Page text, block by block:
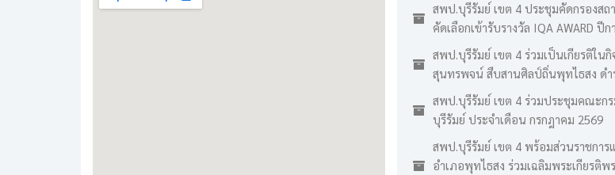
สพป.บุรีรัมย์ เขต 4 ประชุมคัดกรองสถ
คัดเลือกเข้ารับรางวัล IQA AWARD ปี
สพป.บุรีรัมย์ เขต 4 ร่วมเป็นเกียรติใน
สุนทรพจน์ สืบสานศิลป์ถิ่นพุทไธสง ดำ
สพป.บุรีรัมย์ เขต 4 ร่วมประชุมคณะกร
บุรีรัมย์ ประจำเดือน กรกฎาคม 2569
สพป.บุรีรัมย์ เขต 4 พร้อมส่วนราชการ
อำเภอพุทไธสง ร่วมเฉลิมพระเกียรติพ